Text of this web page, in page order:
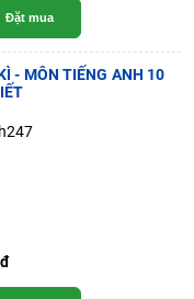
Đặt mua
- MÔN TIẾNG ANH 10